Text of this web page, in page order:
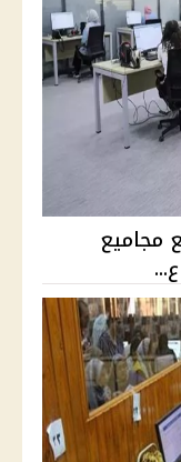
مجاميع